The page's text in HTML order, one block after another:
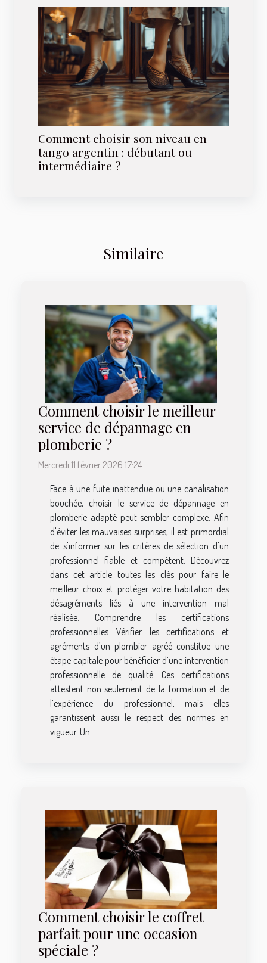
Comment choisir son niveau en
tango argentin : débutant ou
intermédiaire ?
Similaire
Comment choisir le meilleur
service de dépannage en
plomberie ?
Mercredi 11 février 2026 17:24
Face à une fuite inattendue ou une canalisation
bouchée, choisir le service de dépannage en
plomberie adapté peut sembler complexe. Afin
d'éviter les mauvaises surprises, il est primordial
de s'informer sur les critères de sélection d'un
professionnel fiable et compétent. Découvrez
dans cet article toutes les clés pour faire le
meilleur choix et protéger votre habitation des
désagréments liés à une intervention mal
réalisée. Comprendre les certifications
professionnelles Vérifier les certifications et
agréments d’un plombier agréé constitue une
étape capitale pour bénéficier d’une intervention
professionnelle de qualité. Ces certifications
attestent non seulement de la formation et de
l’expérience du professionnel, mais elles
garantissent aussi le respect des normes en
vigueur. Un...
Comment choisir le coffret
parfait pour une occasion
spéciale ?